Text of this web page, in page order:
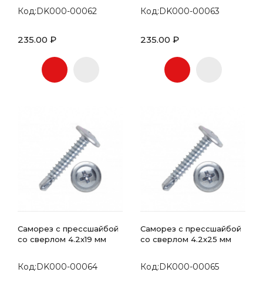
Код:DK000-00062
235.00 ₽
Код:DK000-00063
235.00 ₽
Саморез с прессшайбой
со сверлом 4.2х19 мм
Код:DK000-00064
Саморез с прессшайбой
со сверлом 4.2х25 мм
Код:DK000-00065